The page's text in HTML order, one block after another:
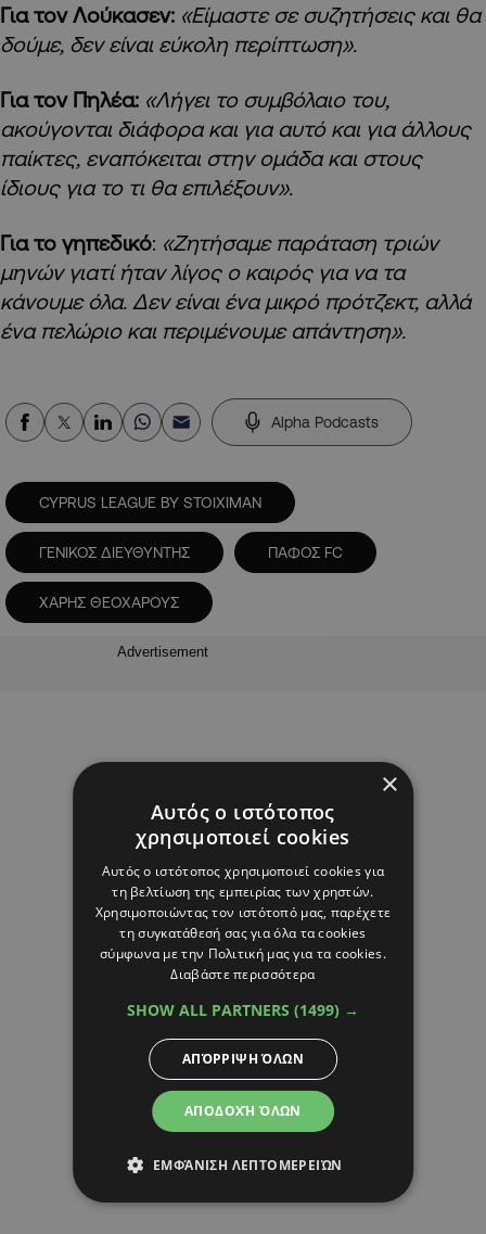
Για τον Λούκασεν: «Είμαστε σε συζητήσεις και θα
δούμε, δεν είναι εύκολη περίπτωση».
Για τον Πηλέα: «Λήγει το συμβόλαιο του,
ακούγονται διάφορα και για αυτό και για άλλους
παίκτες, εναπόκειται στην ομάδα και στους
ίδιους για το τι θα επιλέξουν».
Για το γηπεδικό: «Ζητήσαμε παράταση τριών
μηνών γιατί ήταν λίγος ο καιρός για να τα
κάνουμε όλα. Δεν είναι ένα μικρό πρότζεκτ, αλλά
ένα πελώριο και περιμένουμε απάντηση».
Alpha Podcasts
CYPRUS LEAGUE BY STOIXIMAN
ΓΕΝΙΚΟΣ ΔΙΕΥΘΥΝΤΗΣ ΠΑΦΟΣ FC
ΧΑΡΗΣ ΘΕΟΧΑΡΟΥΣ
Advertisement
×
Αυτός ο ιστότοπος
χρησιμοποιεί cookies
Αυτός ο ιστότοπος χρησιμοποιεί cookies για
τη βελτίωση της εμπειρίας των χρηστών.
Χρησιμοποιώντας τον ιστότοπό μας, παρέχετε
τη συγκατάθεσή σας για όλα τα cookies
σύμφωνα με την Πολιτική μας για τα cookies.
Διαβάστε περισσότερα
SHOW ALL PARTNERS (1499) →
ΑΠΟΔΟΧΉ ΌΛΩΝ
ΑΠΌΡΡΙΨΗ ΌΛΩΝ
ΕΜΦΆΝΙΣΗ ΛΕΠΤΟΜΕΡΕΙΏΝ